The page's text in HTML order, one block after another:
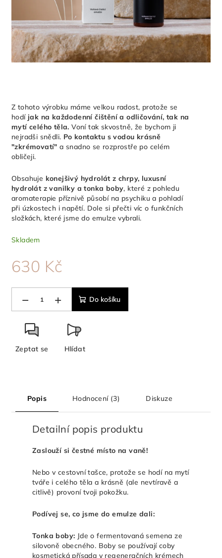
Z tohoto výrobku máme velkou radost, protože se
hodíjak na každodenní čištění a odličování, tak na
mytí celého těla. Voní tak skvostně, že bychom ji
nejradši snědli. Po kontaktu s vodou krásně
"zkrémovatí" a snadno se rozprostře po celém
obličeji.
Obsahuje konejšivý hydrolát z chrpy, luxusní
hydrolát z vanilky a tonka boby, které z pohledu
aromaterapie příznivě působí na psychiku a pohladí
při úzkostech i napětí. Dole si přečti víc o funkčních
složkách, které jsme do emulze vybrali.
630 Kč
Skladem
+
− Do košíku
Zeptat se Hlídat
Popis Hodnocení (3) Diskuze
Detailní popis produktu
Zaslouží si čestné místo na vaně!
Nebo v cestovní tašce, protože se hodí na mytí
tváře i celého těla a krásně (ale nevtíravě a
citlivě) provoní tvoji pokožku.
Podívej se, co jsme do emulze dali:
Tonka boby: Jde o fermentovaná semena ze
silovoně obecného. Boby se používají coby
kosmetická přísada v regeneračních krémech